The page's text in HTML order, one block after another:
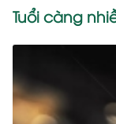
Tuổi càng